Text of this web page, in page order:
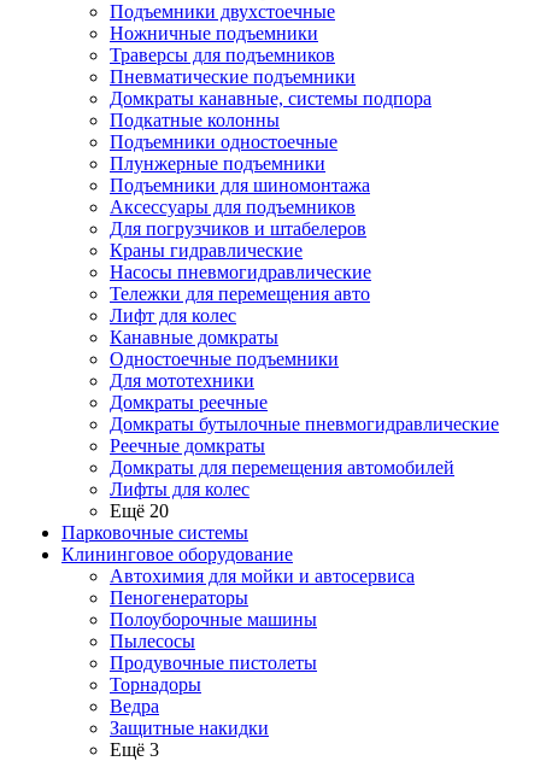
Подъемники двухстоечные
Ножничные подъемники
Траверсы для подъемников
Пневматические подъемники
Домкраты канавные, системы подпора
Подкатные колонны
Подъемники одностоечные
Плунжерные подъемники
Подъемники для шиномонтажа
Аксессуары для подъемников
Для погрузчиков и штабелеров
Краны гидравлические
Насосы пневмогидравлические
Тележки для перемещения авто
Лифт для колес
Канавные домкраты
Одностоечные подъемники
Для мототехники
Домкраты реечные
Домкраты бутылочные пневмогидравлические
Реечные домкраты
Домкраты для перемещения автомобилей
Лифты для колес
Ещё 20
Парковочные системы
Клининговое оборудование
Автохимия для мойки и автосервиса
Пеногенераторы
Полоуборочные машины
Пылесосы
Продувочные пистолеты
Торнадоры
Ведра
Защитные накидки
Ещё 3